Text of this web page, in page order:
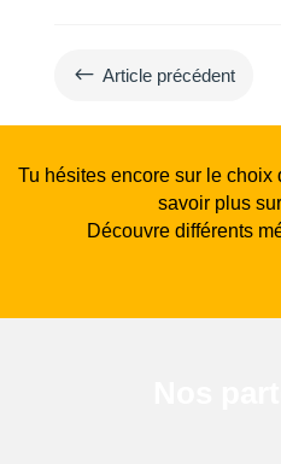
# Article précédent
Tu hésites encore sur le choix
savoir plus
Découvre différents